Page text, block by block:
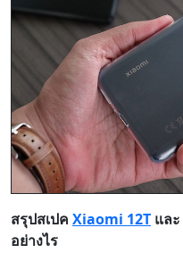
สรุปสเปค Xiaomi 12T และ
อย่างไร